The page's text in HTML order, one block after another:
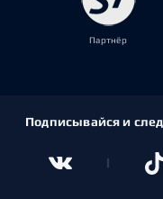
Партнёр
Подписывайся и